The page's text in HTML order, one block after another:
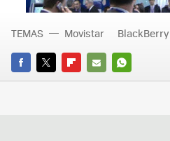
FACEBOOK
TWITTERFLIPBOARD
E-
WHATSAPP
TEMAS Movistar BlackBerry